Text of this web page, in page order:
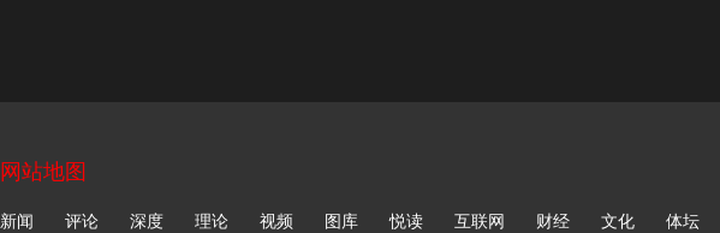
网站地图
新闻 评论 深度 理论 视频 图库 悦读 互联网 财经 文化 体坛